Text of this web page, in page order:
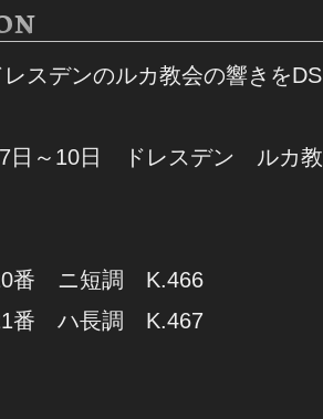
スデンのルカ教会の響きを
7日～10日 ドレスデン ルカ
番 ニ短調 K.466
番 ハ長調 K.467